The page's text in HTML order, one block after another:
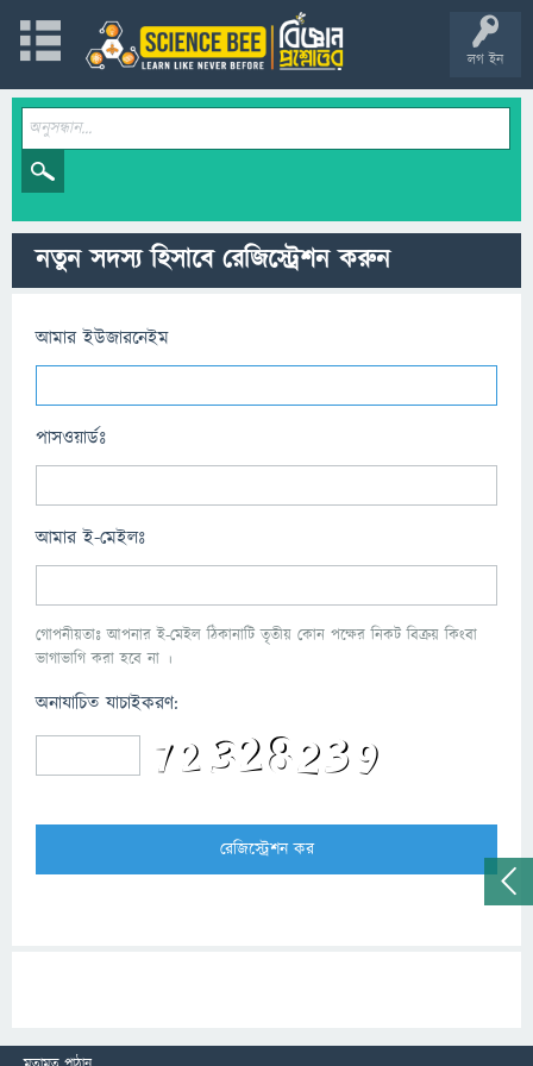
লগ ইন
নতুন সদস্য হিসাবে রেজিস্ট্রেশন করুন
আমার ইউজারনেইম
পাসওয়ার্ডঃ
আমার ই-মেইলঃ
গোপনীয়তাঃ আপনার ই-মেইল ঠিকানাটি তৃতীয় কোন পক্ষের নিকট বিক্রয় কিংবা
ভাগাভাগি করা হবে না ।
অনাযাচিত যাচাইকরণ: